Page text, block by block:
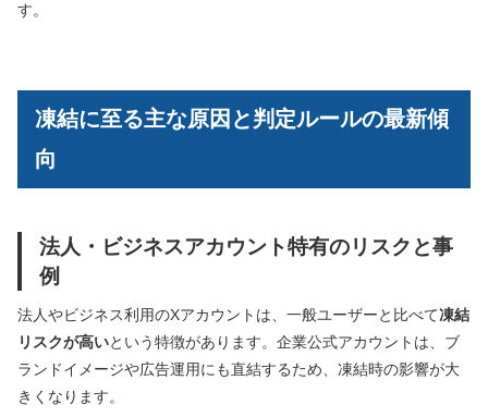
す。
凍結に至る主な原因と判定ルールの最新傾
向
法人・ビジネスアカウント特有のリスクと事
例
法人やビジネス利用のXアカウントは、一般ユーザーと比べて凍結
リスクが高いという特徴があります。企業公式アカウントは、ブ
ランドイメージや広告運用にも直結するため、凍結時の影響が大
きくなります。